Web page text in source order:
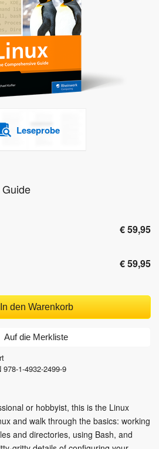
Leseprobe
€ 59,95
€ 59,95
In den Warenkorb
Auf die Merkliste
978-1-4932-2499-9
or hobbyist, this is the Linux
and walk through the basics: working
and directories, using Bash, and